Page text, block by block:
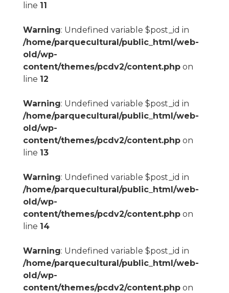
line 11
Warning: Undefined variable $post_id in
/home/parquecultural/public_html/web-
old/wp-
content/themes/pcdv2/content.phpon
line 12
Warning: Undefined variable $post_id in
/home/parquecultural/public_html/web-
old/wp-
content/themes/pcdv2/content.phpon
line 13
Warning: Undefined variable $post_id in
/home/parquecultural/public_html/web-
old/wp-
content/themes/pcdv2/content.phpon
line 14
Warning: Undefined variable $post_id in
/home/parquecultural/public_html/web-
old/wp-
content/themes/pcdv2/content.phpon